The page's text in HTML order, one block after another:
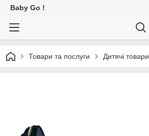
Baby Go !
Товари та послуги Дитячі товари